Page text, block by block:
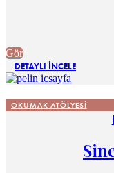
Gör
DETAYLI İNCELE
OKUMAK ATÖLYESI